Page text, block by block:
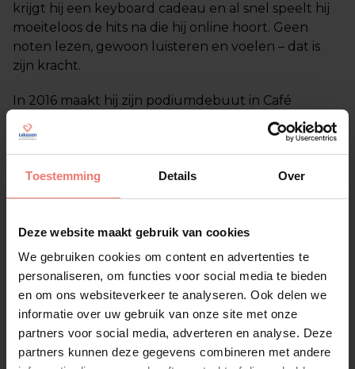
Toestemming Details Over
Deze website maakt gebruik van cookies
We gebruiken cookies om content en advertenties te
personaliseren, om functies voor social media te bieden
en om ons websiteverkeer te analyseren. Ook delen we
informatie over uw gebruik van onze site met onze
partners voor social media, adverteren en analyse. Deze
partners kunnen deze gegevens combineren met andere
krijgt hij een keyboard cadeau en al snel speelt hij
moeiteloos de hits na die hij online hoort. Geen
noten lezen, gewoon luisteren en voelen – dat is
zijn kracht.
In 2016 maakt hij zijn podiumdebuut in Café
Rustenburg. De reacties zijn laaiend enthousiast en
het zaadje is geplant: dit is zijn pad. Optredens
volgen elkaar snel op en Gerrit staat al snel op
grote evenementen en talentenjachten. Een
hoogtepunt? Zijn duet met Tino Martin, zijn grote
Vandaag werkt Gerrit vol focus aan zijn eigen
muziek, zoals “Samen Niet Alleen” en “Van Den
Haag Naar Amsterdam”. In 2026 brengt hij samen
met SHQQ de track “Spijt” uit – een banger met
hitpotentie. Gerrit is hongerig, gedreven en klaar
voor het grote werk. En geloof ons: dit is pas het
begin.